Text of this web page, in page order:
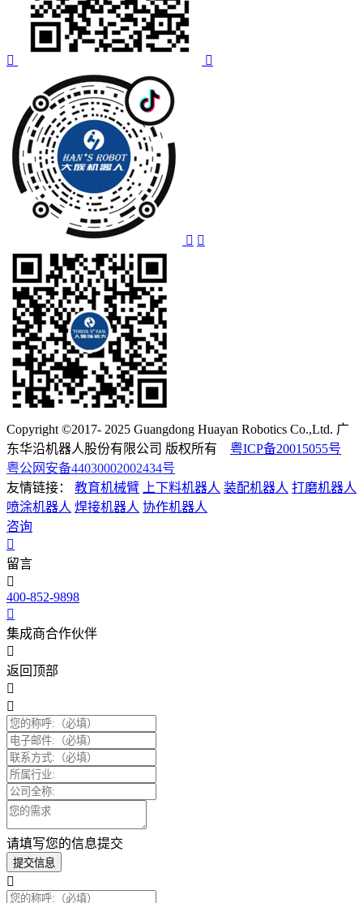
Copyright ©2017- 2025 Guangdong Huayan Robotics Co.,Ltd. 广
东华沿机器人股份有限公司 版权所有 粤ICP备20015055号
粤公网安备44030002002434号
友情链接：
教育机械臂 上下料机器人 装配机器人 打磨机器人
喷涂机器人 焊接机器人 协作机器人
咨询
留言
400-852-9898
集成商合作伙伴
返回顶部
请填写您的信息提交
提交信息